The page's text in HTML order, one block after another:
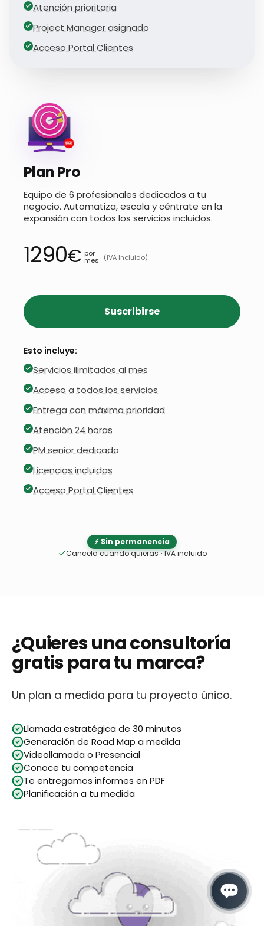
Atención prioritaria
Project Manager asignado
Acceso Portal Clientes
Plan Pro
Equipo de 6 profesionales dedicados a tu
negocio. Automatiza, escala y céntrate en la
expansión con todos los servicios incluidos.
1290€ por
mes (IVA Incluido)
Suscribirse
Esto incluye:
Servicios ilimitados al mes
Acceso a todos los servicios
Entrega con máxima prioridad
Atención 24 horas
PM senior dedicado
Licencias incluidas
Acceso Portal Clientes
⚡ Sin permanencia
Cancela cuando quieras · IVA incluido
¿Quieres una consultoría
gratis para tu marca?
Un plan a medida para tu proyecto único.
Llamada estratégica de 30 minutos
Generación de Road Map a medida
Videollamada o Presencial
Conoce tu competencia
Te entregamos informes en PDF
Planificación a tu medida